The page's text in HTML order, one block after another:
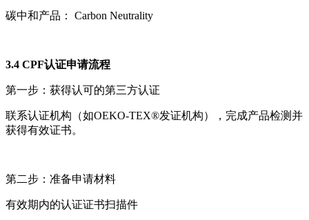
碳中和产品： Carbon Neutrality
3.4 CPF认证申请流程
第一步：获得认可的第三方认证
联系认证机构（如OEKO-TEX®发证机构），完成产品检测并
获得有效证书。
第二步：准备申请材料
有效期内的认证证书扫描件